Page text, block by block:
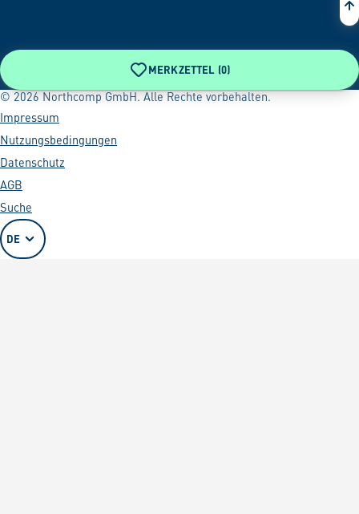
MERKZETTEL (0)
© 2026 Northcomp GmbH. Alle Rechte vorbehalten.
Impressum
Nutzungsbedingungen
Datenschutz
AGB
Suche
DE